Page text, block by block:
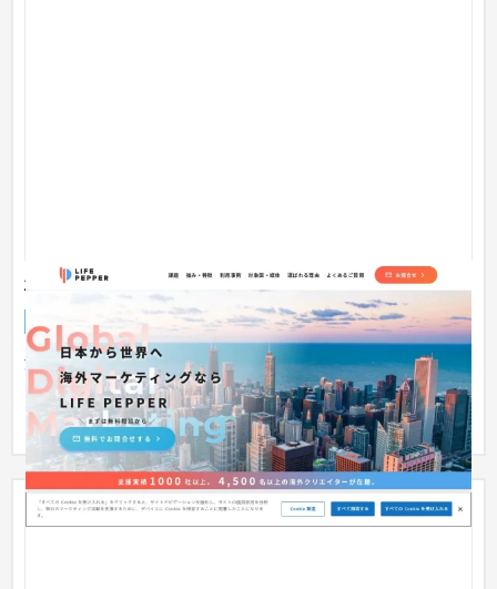
株式会社LIFE PEPPER様 ランディングページ
ランディングページ イベント・キャンペーン 〜30万円
海外マーケティング・ブランディングの戦略支援を行なってい
る "株式会社LIFE PEPPER" 様の海外マーケティングに関するラ
ンディ...